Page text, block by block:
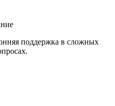
поддержка в сложных